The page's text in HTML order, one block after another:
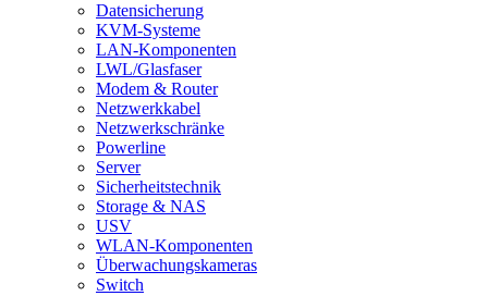
Datensicherung
KVM-Systeme
LAN-Komponenten
LWL/Glasfaser
Modem & Router
Netzwerkkabel
Netzwerkschränke
Powerline
Server
Sicherheitstechnik
Storage & NAS
USV
WLAN-Komponenten
Überwachungskameras
Switch